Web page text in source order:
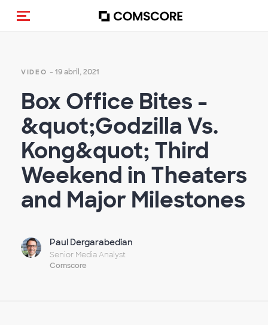
Alternar navegação
VIDEO - 19 abril, 2021
Box Office Bites -
&quot;Godzilla Vs.
Kong&quot; Third
Weekend in Theaters
and Major Milestones
Paul Dergarabedian
Senior Media Analyst
Comscore